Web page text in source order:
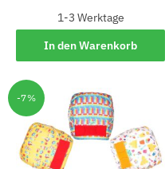
1-3 Werk­ta­ge
In den Warenkorb
-7%